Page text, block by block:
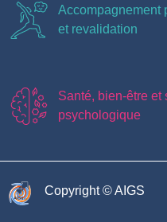
Accompagnement
et revalidation
Santé, bien-être et
psychologique
Copyright © AIGS​